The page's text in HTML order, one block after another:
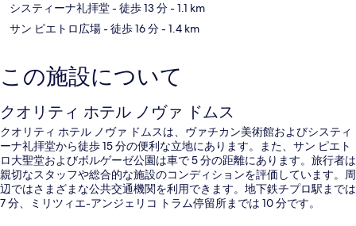
システィーナ礼拝堂- 徒歩 13 分- 1.1 km
サン ピエトロ広場- 徒歩 16 分- 1.4 km
この施設について
クオリティ ホテル ノヴァ ドムス
クオリティ ホテル ノヴァ ドムスは、ヴァチカン美術館およびシスティ
ーナ礼拝堂から徒歩 15 分の便利な立地にあります。また、サン ピエト
ロ大聖堂およびボルゲーゼ公園は車で 5 分の距離にあります。旅行者は
親切なスタッフや総合的な施設のコンディションを評価しています。周
辺ではさまざまな公共交通機関を利用できます。地下鉄チプロ駅までは
7 分、ミリツィエ-アンジェリコ トラム停留所までは 10 分です。